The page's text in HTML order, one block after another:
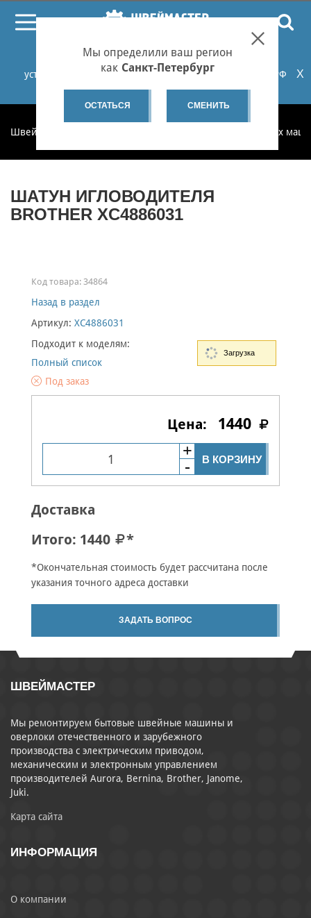
При проблемах с онлайн-оплатой заказов на сайте
установите российские сертификаты НУЦ Минцифры РФ
или используйте Яндекс.Браузер.Подробнее...
X
Мы определили ваш регион
как Санкт-Петербург
ОСТАТЬСЯ СМЕНИТЬ
Швеймастер Запчасти для бытовых швейных
ШАТУН ИГЛОВОДИТЕЛЯ
BROTHER XC4886031
Код товара: 34864
Назад в раздел
Артикул: XC4886031
Подходит к моделям:
Полный список
Под заказ
1440
В КОРЗИНУ
Доставка
Итого: 1440 *
*Окончательная стоимость будет рассчитана после
указания точного адреса доставки
ЗАДАТЬ ВОПРОС
ШВЕЙМАСТЕР
Мы ремонтируем бытовые швейные машины и
оверлоки отечественного и зарубежного
производства с электрическим приводом,
механическим и электронным управлением
производителей Aurora, Bernina, Brother, Janome,
Juki.
Карта сайта
ИНФОРМАЦИЯ
О компании
Загрузка